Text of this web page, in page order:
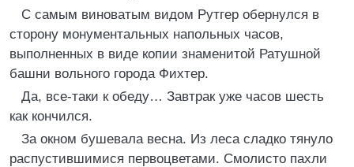
С самым виноватым видом Рутгер обернулся в
сторону монументальных напольных часов,
выполненных в виде копии знаменитой Ратушной
башни вольного города Фихтер.
Да, все-таки к обеду… Завтрак уже часов шесть
как кончился.
За окном бушевала весна. Из леса сладко тянуло
распустившимися первоцветами. Смолисто пахли